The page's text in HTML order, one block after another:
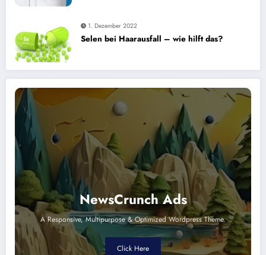
1. Dezember 2022
Selen bei Haarausfall – wie hilft das?
NewsCrunch Ads
A Responsive, Multipurpose & Optimized Wordpress Theme.
Click Here